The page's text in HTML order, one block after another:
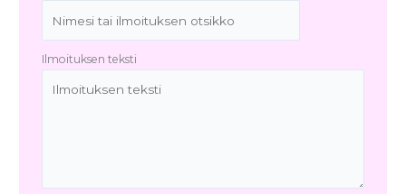
Ilmoituksen teksti